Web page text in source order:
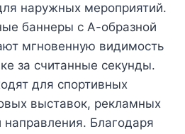
наружных мероприятий.
баннеры с А-образной
мгновенную видимость
за считанные секунды.
для спортивных
выставок, рекламных
направления. Благодаря